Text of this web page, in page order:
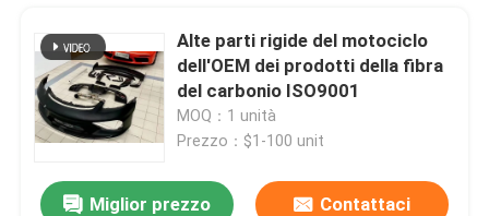
Alte parti rigide del motociclo
dell'OEM dei prodotti della fibra
del carbonio ISO9001
MOQ：1 unità
Prezzo：$1-100 unit
Miglior prezzo Contattaci